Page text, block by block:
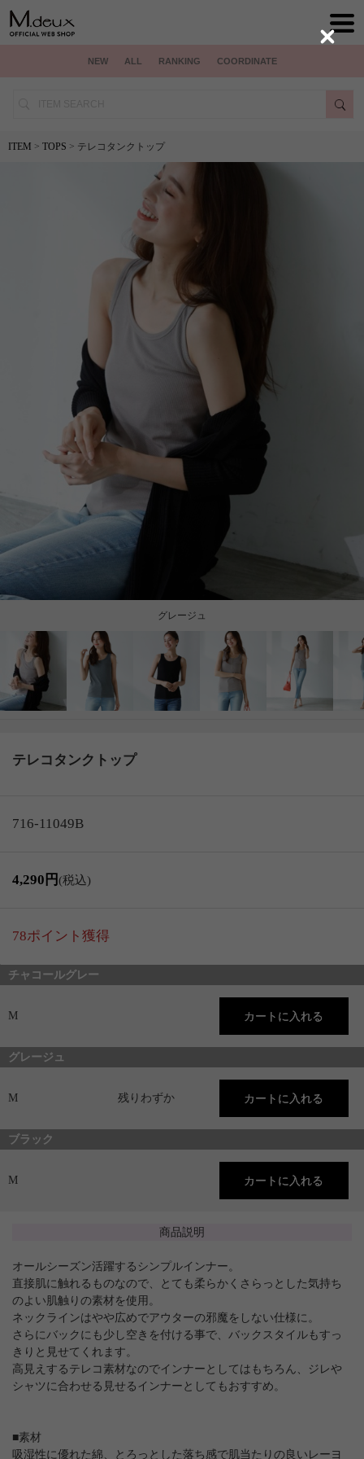
NEW ALL RANKING COORDINATE
ITEM > TOPS > テレコタンクトップ
グレージュ
テレコタンクトップ
716-11049B
4,290円(税込)
78ポイント獲得
チャコールグレー
M
グレージュ
M 残りわずか
ブラック
M
商品説明
オールシーズン活躍するシンプルインナー。
直接肌に触れるものなので、とても柔らかくさらっとした気持ち
のよい肌触りの素材を使用。
ネックラインはやや広めでアウターの邪魔をしない仕様に。
さらにバックにも少し空きを付ける事で、バックスタイルもすっ
きりと見せてくれます。
高見えするテレコ素材なのでインナーとしてはもちろん、ジレや
シャツに合わせる見せるインナーとしてもおすすめ。
■素材
吸湿性に優れた綿、とろっとした落ち感で肌当たりの良いレーヨ
Close